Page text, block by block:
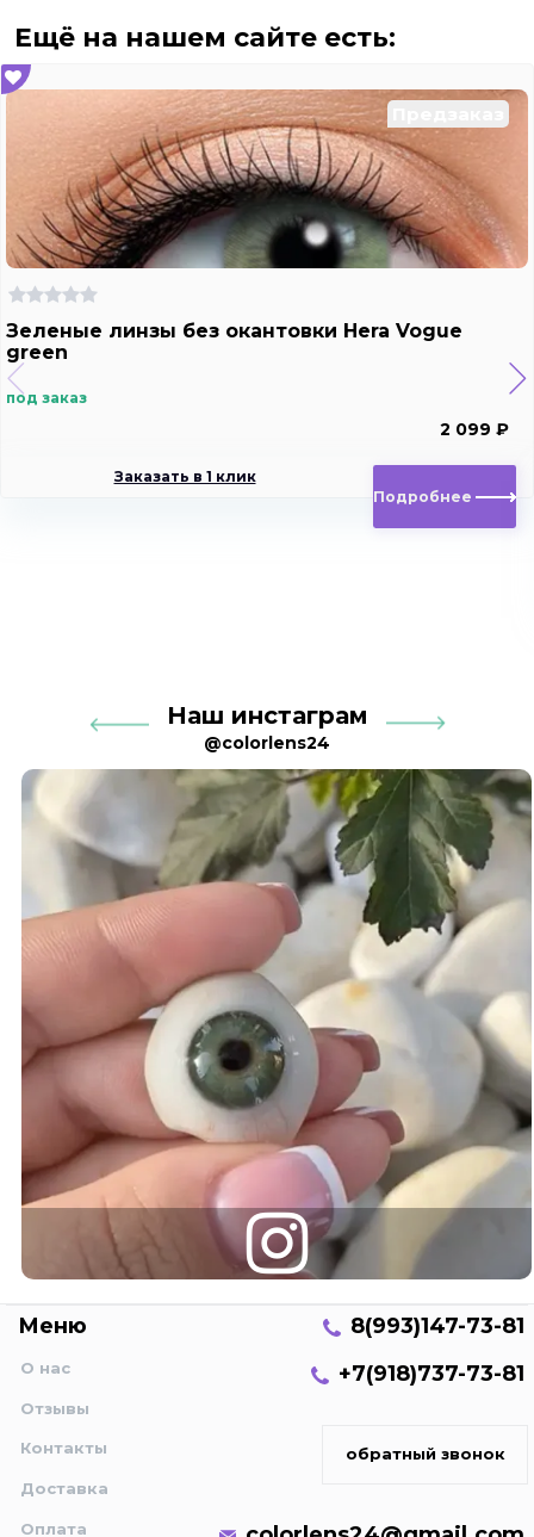
Ещё на нашем сайте есть:
Зеленые линзы без окантовки Hera Vogue
green
под заказ
2 099 ₽
Заказать в 1 клик
Подробнее
Наш инстаграм
@colorlens24
Меню
О нас
Отзывы
Контакты
Доставка
Оплата
8(993)147-73-81
+7(918)737-73-81
обратный звонок